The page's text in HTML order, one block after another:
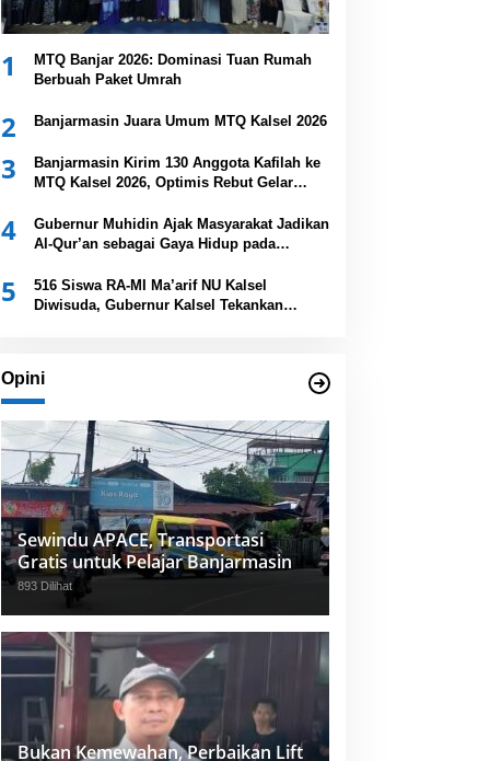
1
MTQ Banjar 2026: Dominasi Tuan Rumah
Berbuah Paket Umrah
2 Banjarmasin Juara Umum MTQ Kalsel 2026
3
Banjarmasin Kirim 130 Anggota Kafilah ke
MTQ Kalsel 2026, Optimis Rebut Gelar
4
Gubernur Muhidin Ajak Masyarakat Jadikan
Al-Qur’an sebagai Gaya Hidup pada
Provinsi Kalsel
5
516 Siswa RA-MI Ma’arif NU Kalsel
Diwisuda, Gubernur Kalsel Tekankan
Opini
Sewindu APACE, Transportasi
Gratis untuk Pelajar Banjarmasin
893 Dilihat
Bukan Kemewahan, Perbaikan Lift